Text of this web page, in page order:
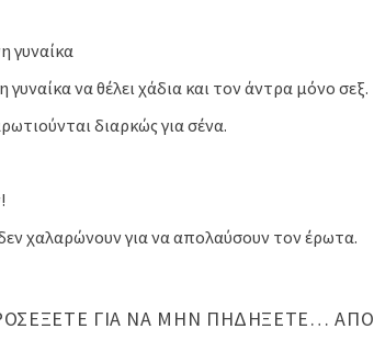
γυναίκα
να θέλει χάδια και τον άντρα μόνο σεξ.
διαρκώς για σένα.
χαλαρώνουν για να απολαύσουν τον έρωτα.
ΓΙΑ ΝΑ ΜΗΝ ΠΗΔΉΞΕΤΕ… ΑΠΌ